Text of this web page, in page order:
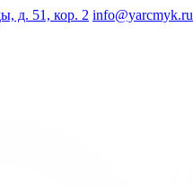
д. 51, кор. 2 info@yarcmyk.ru